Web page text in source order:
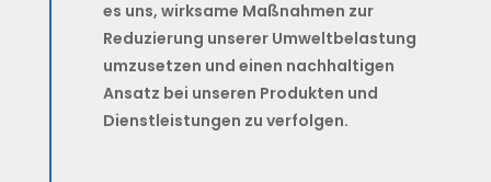
es uns, wirksame Maßnahmen zur
Reduzierung unserer Umweltbelastung
umzusetzen und einen nachhaltigen
Ansatz bei unseren Produkten und
Dienstleistungen zu verfolgen.